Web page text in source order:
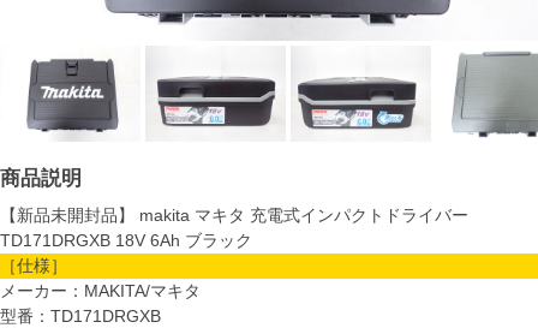
商品説明
【新品未開封品】 makita マキタ 充電式インパクトドライバー
TD171DRGXB 18V 6Ah ブラック
［仕様］
メーカー：MAKITA/マキタ
型番：TD171DRGXB